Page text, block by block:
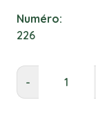
Numéro:
226
-